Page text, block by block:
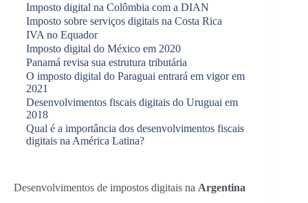
Imposto digital na Colômbia com a DIAN
Imposto sobre serviços digitais na Costa Rica
IVA no Equador
Imposto digital do México em 2020
Panamá revisa sua estrutura tributária
O imposto digital do Paraguai entrará em vigor em
2021
Desenvolvimentos fiscais digitais do Uruguai em
2018
Qual é a importância dos desenvolvimentos fiscais
digitais na América Latina?
Desenvolvimentos de impostos digitais na Argentina